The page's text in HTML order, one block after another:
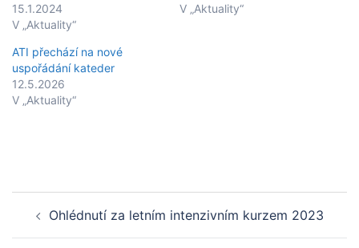
15.1.2024
V „Aktuality“
V „Aktuality“
ATI přechází na nové
uspořádání kateder
12.5.2026
V „Aktuality“
navigation
Ohlédnutí za letním intenzivním kurzem 2023